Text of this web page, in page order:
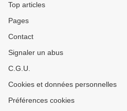
Top articles
Pages
Contact
Signaler un abus
C.G.U.
Cookies et données personnelles
Préférences cookies